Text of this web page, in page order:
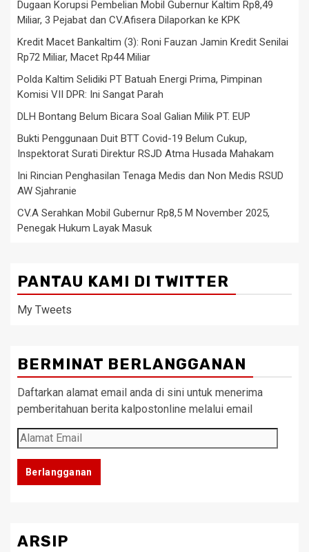
Dugaan Korupsi Pembelian Mobil Gubernur Kaltim Rp8,49
Miliar, 3 Pejabat dan CV.Afisera Dilaporkan ke KPK
Kredit Macet Bankaltim (3): Roni Fauzan Jamin Kredit Senilai
Rp72 Miliar, Macet Rp44 Miliar
Polda Kaltim Selidiki PT Batuah Energi Prima, Pimpinan
Komisi VII DPR: Ini Sangat Parah
DLH Bontang Belum Bicara Soal Galian Milik PT. EUP
Bukti Penggunaan Duit BTT Covid-19 Belum Cukup,
Inspektorat Surati Direktur RSJD Atma Husada Mahakam
Ini Rincian Penghasilan Tenaga Medis dan Non Medis RSUD
AW Sjahranie
CV.A Serahkan Mobil Gubernur Rp8,5 M November 2025,
Penegak Hukum Layak Masuk
PANTAU KAMI DI TWITTER
My Tweets
BERMINAT BERLANGGANAN
Daftarkan alamat email anda di sini untuk menerima
pemberitahuan berita kalpostonline melalui email
Alamat
Email
Berlangganan
ARSIP